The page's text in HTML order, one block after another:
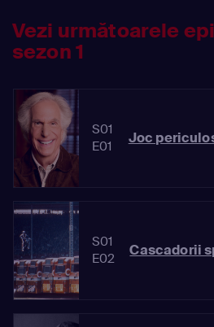
Vezi următoarele
sezon 1
S01
E01
Joc
S01
E02
Cascadorii